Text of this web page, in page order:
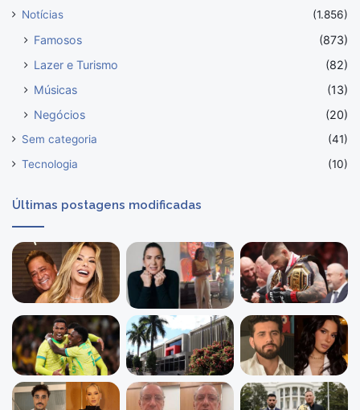
Notícias (1.856)
Famosos
(873)
Lazer e Turismo
(82)
Músicas
(13)
Negócios
(20)
Sem categoria
(41)
Tecnologia
(10)
Últimas postagens modificadas